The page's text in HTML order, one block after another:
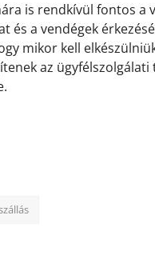
is rendkívül fontos a
és a vendégek
mikor kell
az